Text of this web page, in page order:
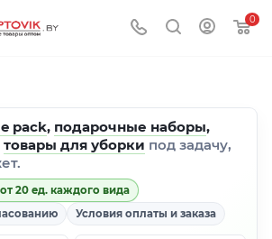
0
pack, подарочные наборы,
товары для уборки под задачу,
20 ед. каждого вида
Условия оплаты и заказа